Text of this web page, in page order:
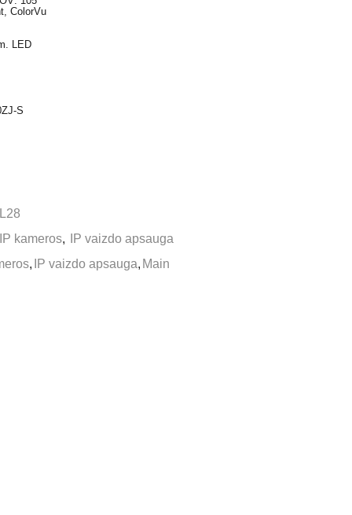
ColorVu
LED
S
IP kameros,
IP vaizdo apsauga
, IP vaizdo apsauga, Main